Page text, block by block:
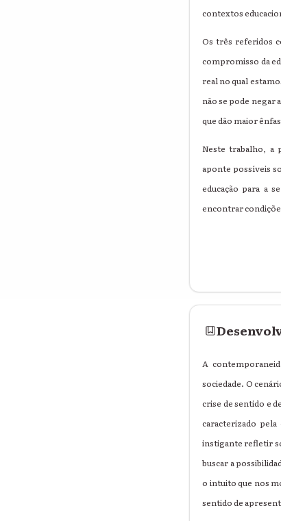
contextos
Os três referidos
compromisso da
real no qual
não se pode negar
que dão maior
Neste trabalho, a
aponte possíveis
educação para a
encontrar
A
sociedade. O
crise de sentido e
caracterizado
instigante refletir
buscar a
o intuito que nos
sentido de